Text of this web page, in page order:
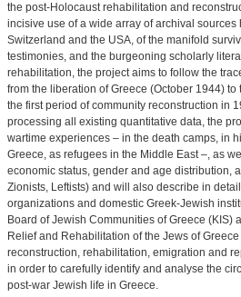
the post-Holocaust rehabilitation and
incisive use of a wide array of archival sources
Switzerland and the USΑ, of the manifold
testimonies, and the burgeoning scholarly
rehabilitation, the project aims to follow the
from the liberation of Greece (October 1944)
the first period of community reconstruction in
processing all existing quantitative data, the
wartime experiences – in the death camps, in
Greece, as refugees in the Middle East –, as
economic status, gender and age distribution,
Zionists, Leftists) and will also describe in
organizations and domestic Greek-Jewish
Board of Jewish Communities of Greece (KIS)
Relief and Rehabilitation of the Jews of
reconstruction, rehabilitation, emigration and
in order to carefully identify and analyse the
post-war Jewish life in Greece.